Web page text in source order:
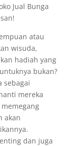
Jual Bunga
atau
wisuda,
hadiah yang
bukan?
sebagai
mereka
akan
dan juga